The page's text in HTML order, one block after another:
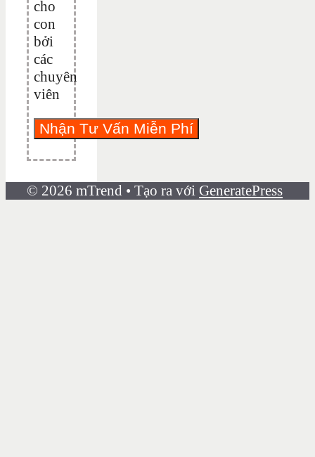
cho
con
bởi
các
chuyên
viên
© 2026 mTrend • Tạo ra với GeneratePress